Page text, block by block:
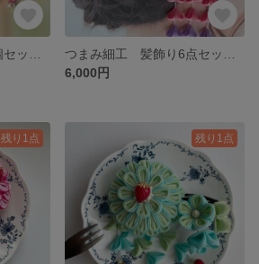
6,000円
残り1点 残り1点